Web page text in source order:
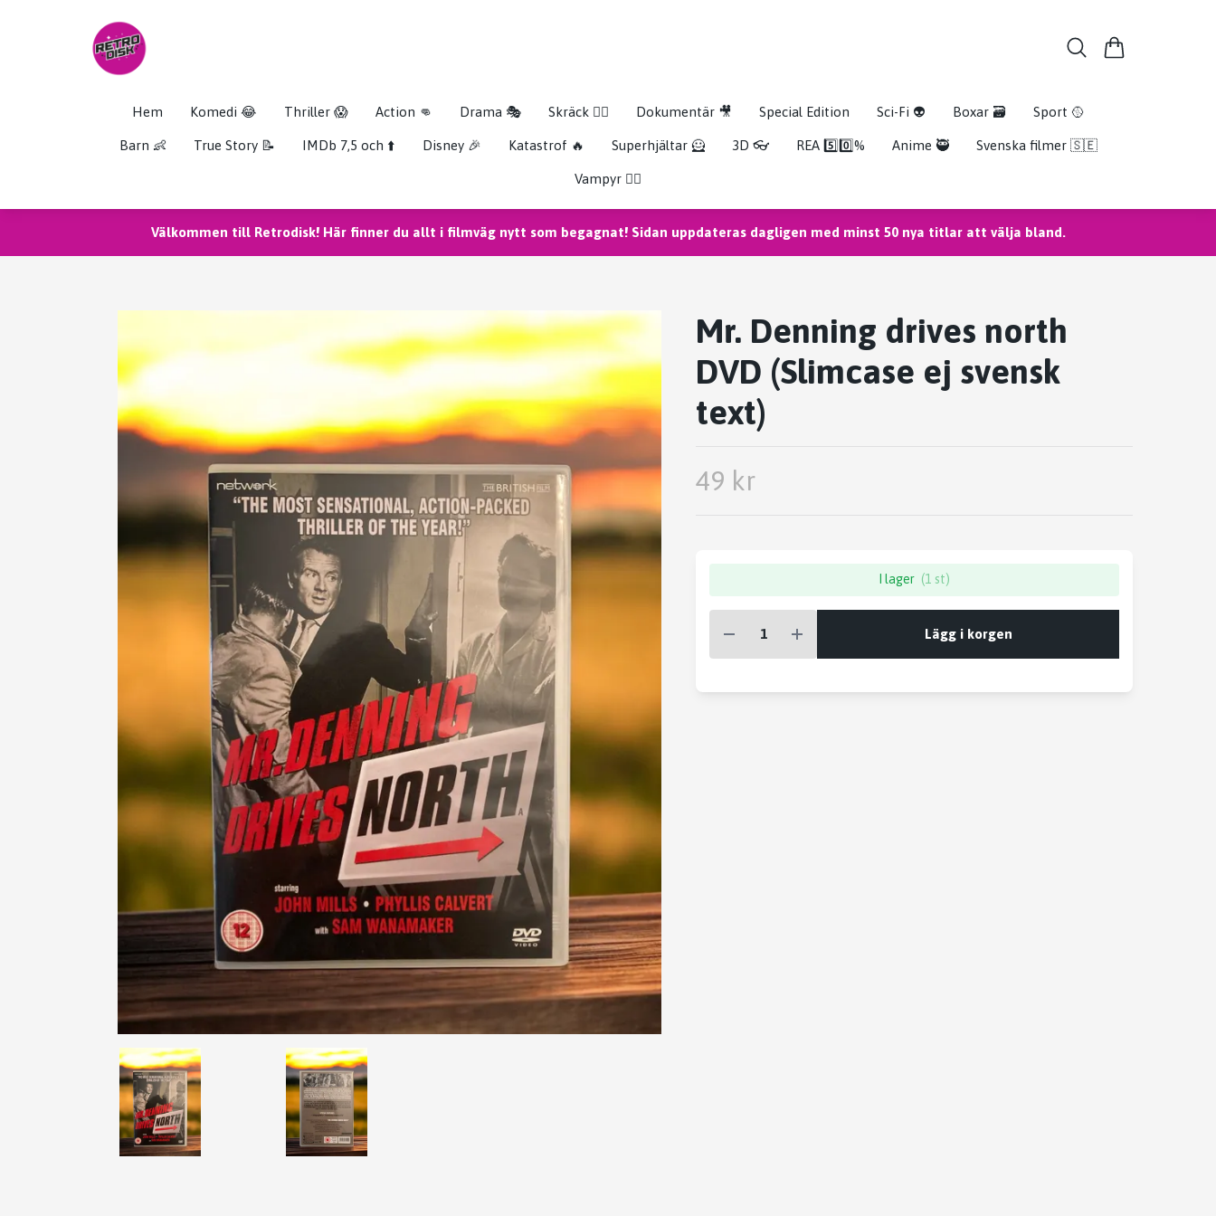
Hem Komedi 😂 Thriller 😱 Action 👊 Drama 🎭 Skräck 🧟‍♂️ Dokumentär 🎥 Special Edition Sci-Fi 👽 Boxar 🗃️ Sport 🥎
Barn 👶 True Story 📝 IMDb 7,5 och ⬆️ Disney 🎉 Katastrof 🔥 Superhjältar 🦸 3D 👓 REA 5️⃣0️⃣% Anime 🥷 Svenska filmer 🇸🇪
Vampyr 🧛‍♀️
Välkommen till Retrodisk! Här finner du allt i filmväg nytt som begagnat! Sidan uppdateras dagligen med minst 50 nya titlar att välja bland.
Mr. Denning drives north
DVD (Slimcase ej svensk
text)
49 kr
I lager (1 st)
Lägg i korgen